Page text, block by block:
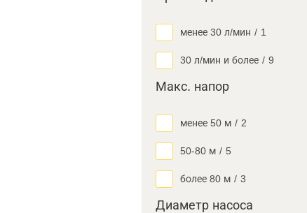
менее 30 л/мин / 1
30 л/мин и более / 9
Макс. напор
менее 50 м / 2
50-80 м / 5
более 80 м / 3
Диаметр насоса